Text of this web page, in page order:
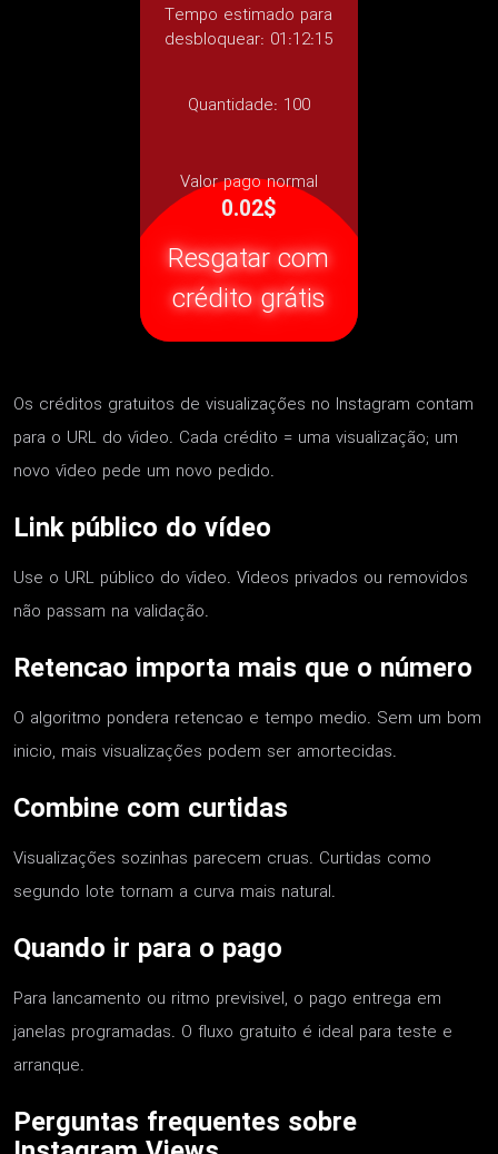
Tempo estimado para
desbloquear: 01:12:15
Quantidade: 100
Valor pago normal
0.02$
Resgatar com
crédito grátis
Os créditos gratuitos de visualizações no Instagram contam
para o URL do vídeo. Cada crédito = uma visualização; um
novo vídeo pede um novo pedido.
Link público do vídeo
Use o URL público do vídeo. Vídeos privados ou removidos
não passam na validação.
Retencao importa mais que o número
O algoritmo pondera retencao e tempo medio. Sem um bom
inicio, mais visualizações podem ser amortecidas.
Combine com curtidas
Visualizações sozinhas parecem cruas. Curtidas como
segundo lote tornam a curva mais natural.
Quando ir para o pago
Para lancamento ou ritmo previsivel, o pago entrega em
janelas programadas. O fluxo gratuito é ideal para teste e
arranque.
Perguntas frequentes sobre